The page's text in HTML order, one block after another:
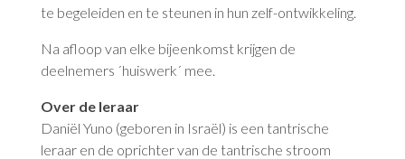
te begeleiden en te steunen in hun zelf-ontwikkeling.
Na afloop van elke bijeenkomst krijgen de
deelnemers ´huiswerk´ mee.
Over de leraar
Daniël Yuno (geboren in Israël) is een tantrische
leraar en de oprichter van de tantrische stroom